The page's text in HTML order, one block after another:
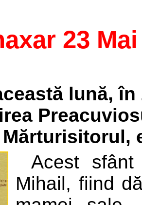
23 Mai
lună,
Mărturisitorul,
Acest
Mihail, fiind